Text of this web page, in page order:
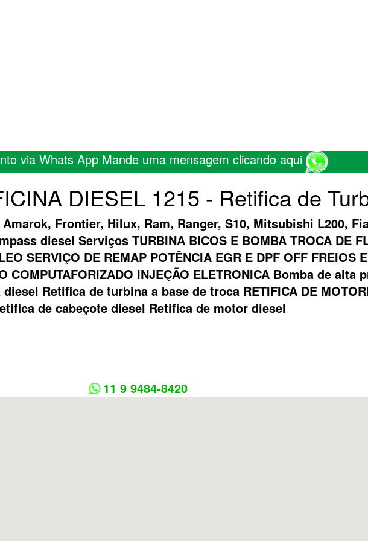
via Whats App Mande uma mensagem clicando aqui
DIESEL 1215 - Retifica de
Frontier, Hilux, Ram, Ranger, S10, Mitsubishi L200,
diesel Serviços TURBINA BICOS E BOMBA TROCA DE
SERVIÇO DE REMAP POTÊNCIA EGR E DPF OFF FREIOS
COMPUTAFORIZADO INJEÇÃO ELETRONICA Bomba de alta
Retifica de turbina a base de troca RETIFICA DE
de cabeçote diesel Retifica de motor diesel
11 9 9484-8420